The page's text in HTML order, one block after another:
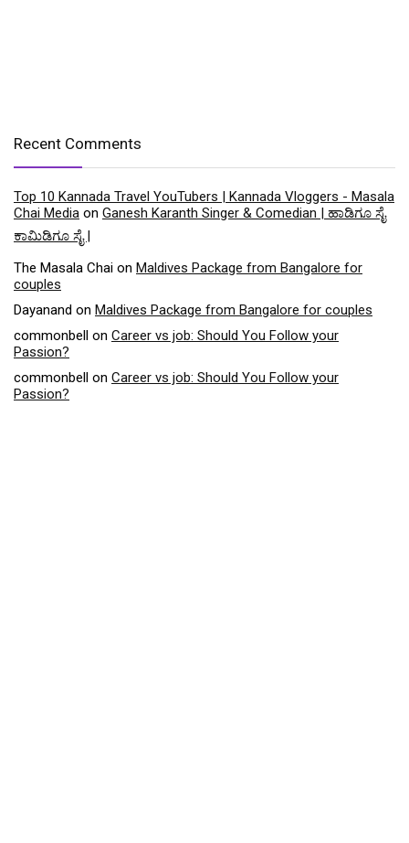
Recent Comments
Top 10 Kannada Travel YouTubers | Kannada Vloggers - Masala
Chai Media on Ganesh Karanth Singer & Comedian | ಹಾಡಿಗೂ ಸೈ
ಕಾಮಿಡಿಗೂ ಸೈ |
The Masala Chai on Maldives Package from Bangalore for
couples
Dayanand on Maldives Package from Bangalore for couples
commonbell on Career vs job: Should You Follow your
Passion?
commonbell on Career vs job: Should You Follow your
Passion?